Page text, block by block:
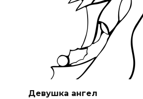
Девушка ангел